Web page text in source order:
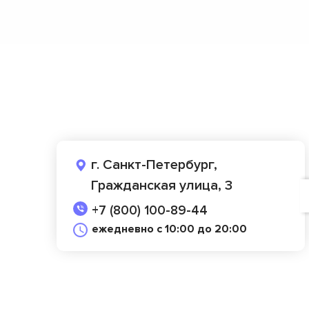
г. Санкт-Петербург,
Гражданская улица, 3
+7 (800) 100-89-44
ежедневно с 10:00 до 20:00